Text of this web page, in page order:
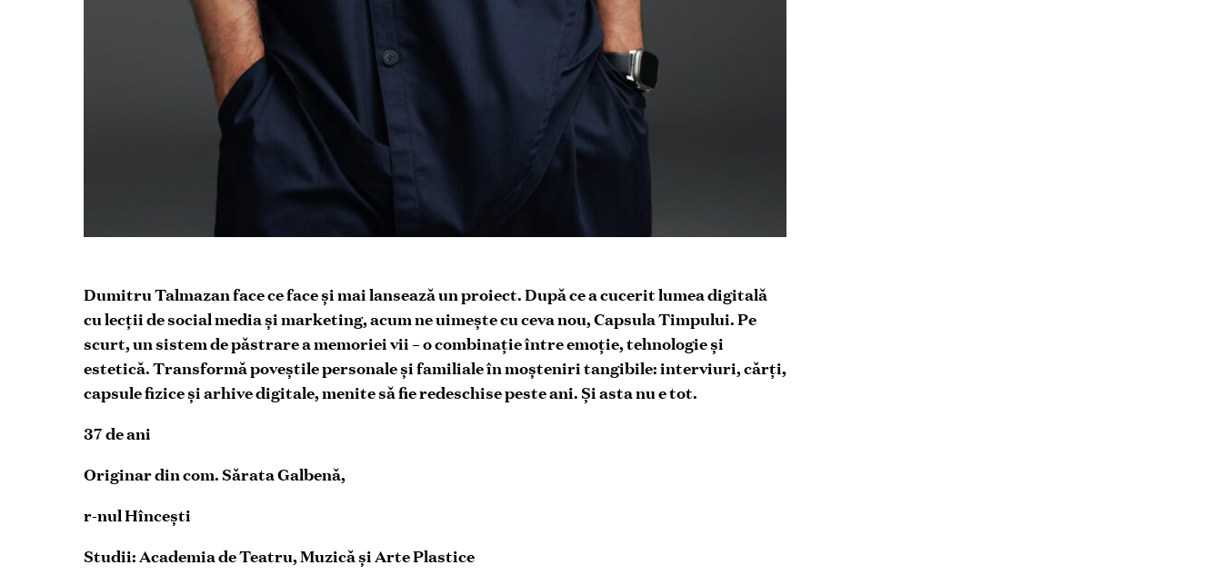
Dumitru Talmazan face ce face și mai lansează un proiect. După ce a cucerit lumea digitală
cu lecții de social media și marketing, acum ne uimește cu ceva nou, Capsula Timpului. Pe
scurt, un sistem de păstrare a memoriei vii – o combinație între emoție, tehnologie și
estetică. Transformă poveștile personale și familiale în moșteniri tangibile: interviuri, cărți,
capsule fizice și arhive digitale, menite să fie redeschise peste ani. Și asta nu e tot.
37 de ani
Originar din com. Sărata Galbenă,
r-nul Hîncești
Studii: Academia de Teatru, Muzică și Arte Plastice